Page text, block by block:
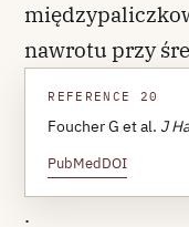
nawrotu przy
REFERENCE 20
Foucher G et al. J
PubMedDOI
.